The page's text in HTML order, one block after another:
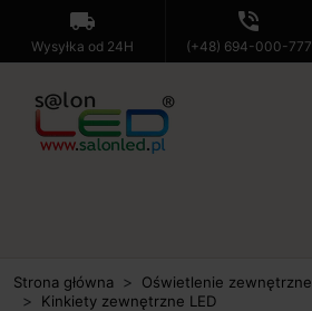
local_shipping
Wysyłka od 24H
phone_in_talk
(+48) 694-000-777
Strona główna
Oświetlenie zewnętrzne
Kinkiety zewnętrzne LED